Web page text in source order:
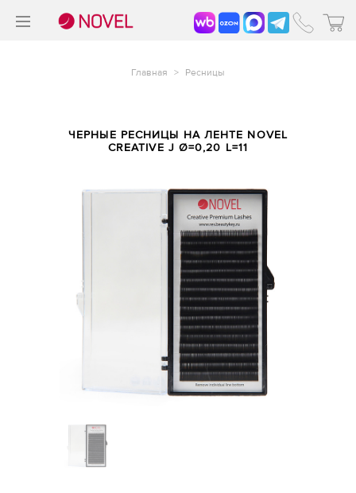
Главная > Ресницы
ЧЕРНЫЕ РЕСНИЦЫ НА ЛЕНТЕ NOVEL
CREATIVE J Ø=0,20 L=11